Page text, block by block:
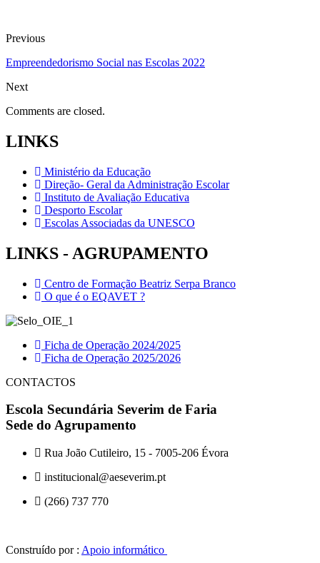
Previous
Empreendedorismo Social nas Escolas 2022
Next
Comments are closed.
LINKS
Ministério da Educação
Direção- Geral da Administração Escolar
Instituto de Avaliação Educativa
Desporto Escolar
Escolas Associadas da UNESCO
LINKS - AGRUPAMENTO
Centro de Formação Beatriz Serpa Branco
O que é o EQAVET ?
Ficha de Operação 2024/2025
Ficha de Operação 2025/2026
CONTACTOS
Escola Secundária Severim de Faria
Sede do Agrupamento
Rua João Cutileiro, 15 - 7005-206 Évora
institucional@aeseverim.pt
(266) 737 770
Construído por : Apoio informático